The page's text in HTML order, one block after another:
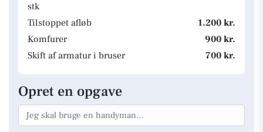
stk
Tilstoppet afløb
1.200 kr.
Komfurer
900 kr.
Skift af armatur i bruser
700 kr.
Opret en opgave